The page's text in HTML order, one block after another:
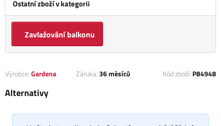
Ostatní zboží v kategorii
Zavlažování balkonu
Výrobce:Gardena Záruka:36 měsíců Kód zboží: P84948
Alternativy